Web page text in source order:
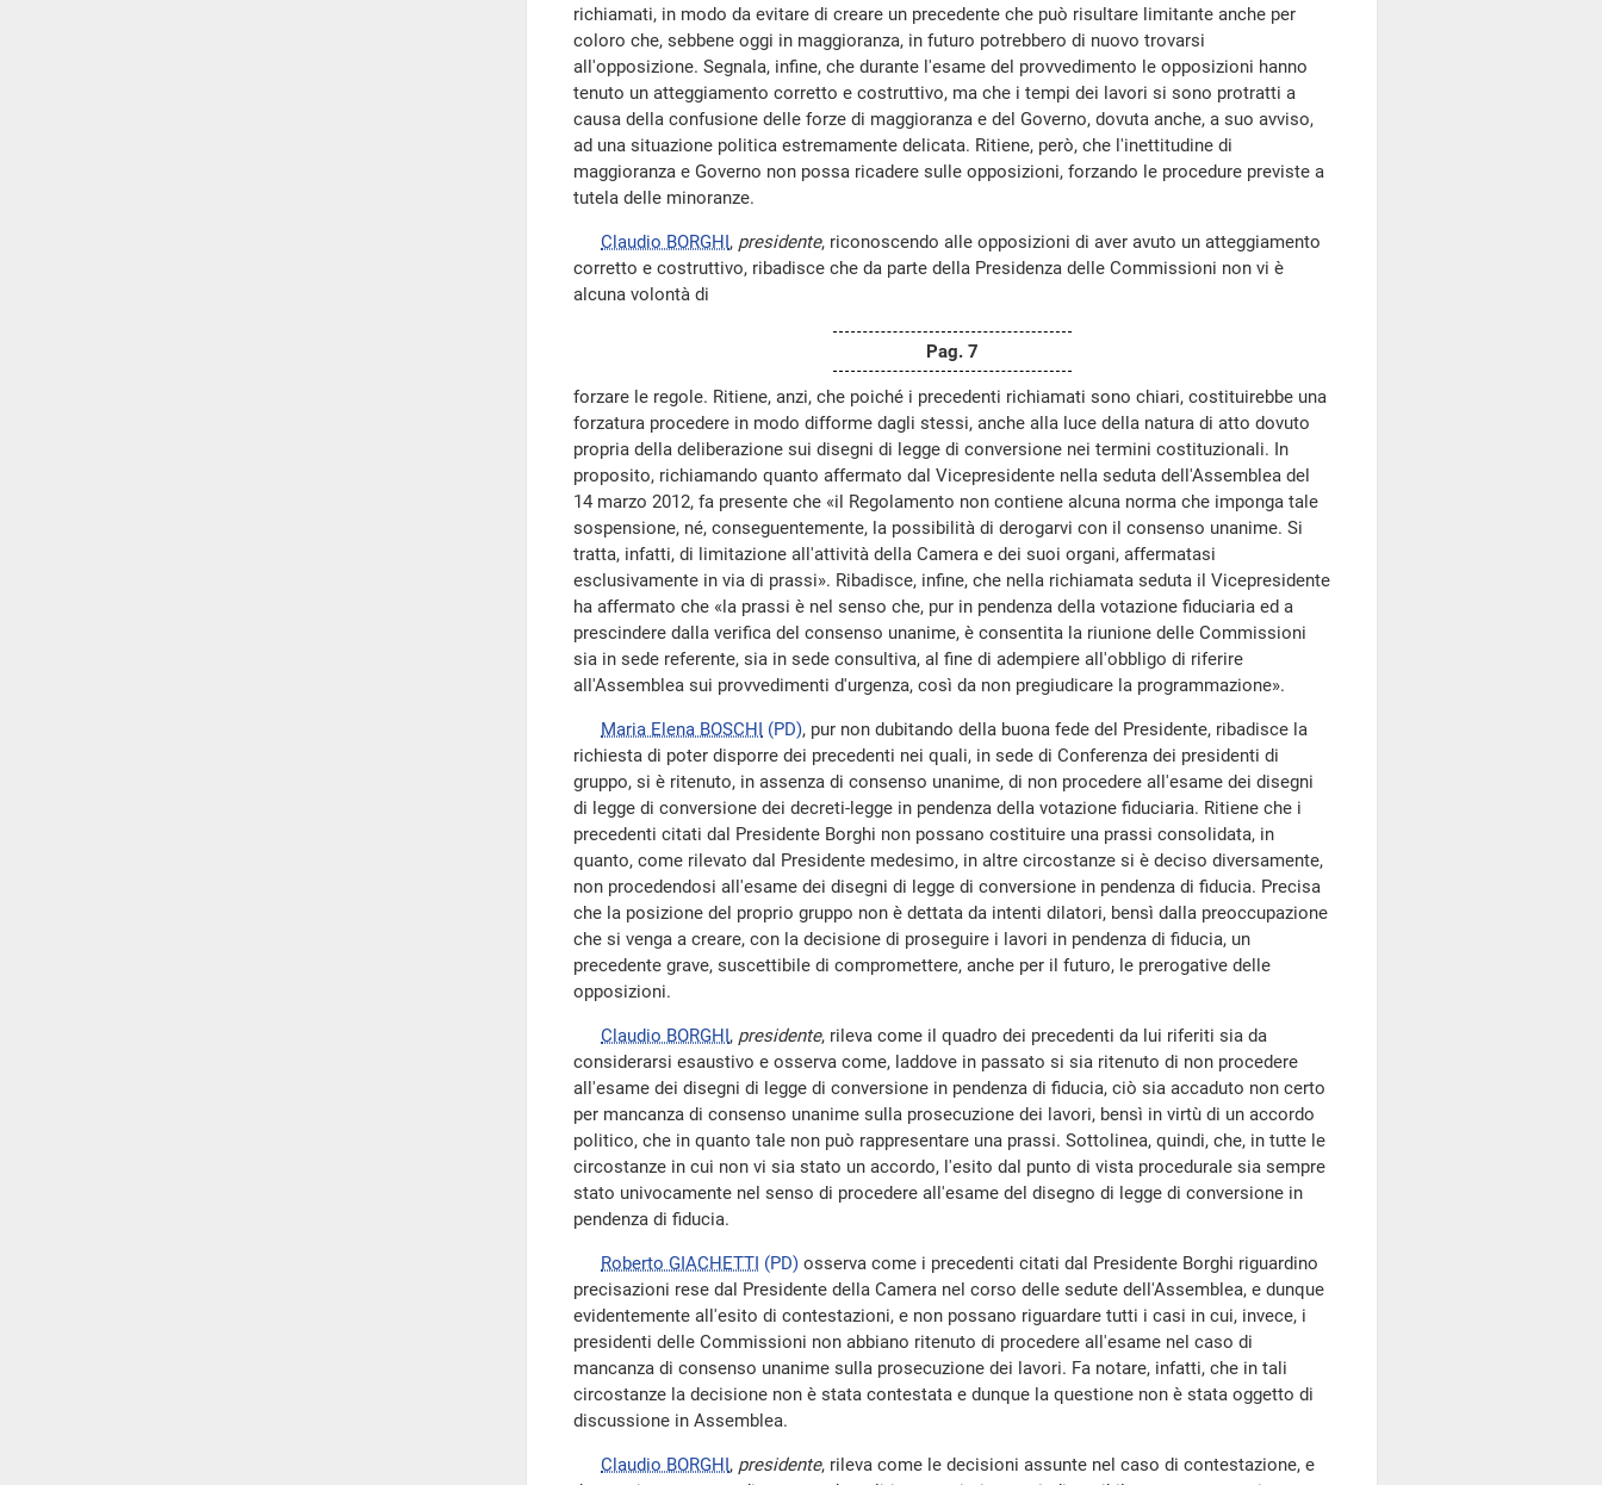
richiamati, in modo da evitare di creare un precedente che può risultare limitante anche per
coloro che, sebbene oggi in maggioranza, in futuro potrebbero di nuovo trovarsi
all'opposizione. Segnala, infine, che durante l'esame del provvedimento le opposizioni hanno
tenuto un atteggiamento corretto e costruttivo, ma che i tempi dei lavori si sono protratti a
causa della confusione delle forze di maggioranza e del Governo, dovuta anche, a suo avviso,
ad una situazione politica estremamente delicata. Ritiene, però, che l'inettitudine di
maggioranza e Governo non possa ricadere sulle opposizioni, forzando le procedure previste a
tutela delle minoranze.
Claudio BORGHI, presidente, riconoscendo alle opposizioni di aver avuto un atteggiamento
corretto e costruttivo, ribadisce che da parte della Presidenza delle Commissioni non vi è
alcuna volontà di
Pag. 7
forzare le regole. Ritiene, anzi, che poiché i precedenti richiamati sono chiari, costituirebbe una
forzatura procedere in modo difforme dagli stessi, anche alla luce della natura di atto dovuto
propria della deliberazione sui disegni di legge di conversione nei termini costituzionali. In
proposito, richiamando quanto affermato dal Vicepresidente nella seduta dell'Assemblea del
14 marzo 2012, fa presente che «il Regolamento non contiene alcuna norma che imponga tale
sospensione, né, conseguentemente, la possibilità di derogarvi con il consenso unanime. Si
tratta, infatti, di limitazione all'attività della Camera e dei suoi organi, affermatasi
esclusivamente in via di prassi». Ribadisce, infine, che nella richiamata seduta il Vicepresidente
ha affermato che «la prassi è nel senso che, pur in pendenza della votazione fiduciaria ed a
prescindere dalla verifica del consenso unanime, è consentita la riunione delle Commissioni
sia in sede referente, sia in sede consultiva, al fine di adempiere all'obbligo di riferire
all'Assemblea sui provvedimenti d'urgenza, così da non pregiudicare la programmazione».
Maria Elena BOSCHI (PD), pur non dubitando della buona fede del Presidente, ribadisce la
richiesta di poter disporre dei precedenti nei quali, in sede di Conferenza dei presidenti di
gruppo, si è ritenuto, in assenza di consenso unanime, di non procedere all'esame dei disegni
di legge di conversione dei decreti-legge in pendenza della votazione fiduciaria. Ritiene che i
precedenti citati dal Presidente Borghi non possano costituire una prassi consolidata, in
quanto, come rilevato dal Presidente medesimo, in altre circostanze si è deciso diversamente,
non procedendosi all'esame dei disegni di legge di conversione in pendenza di fiducia. Precisa
che la posizione del proprio gruppo non è dettata da intenti dilatori, bensì dalla preoccupazione
che si venga a creare, con la decisione di proseguire i lavori in pendenza di fiducia, un
precedente grave, suscettibile di compromettere, anche per il futuro, le prerogative delle
opposizioni.
Claudio BORGHI, presidente, rileva come il quadro dei precedenti da lui riferiti sia da
considerarsi esaustivo e osserva come, laddove in passato si sia ritenuto di non procedere
all'esame dei disegni di legge di conversione in pendenza di fiducia, ciò sia accaduto non certo
per mancanza di consenso unanime sulla prosecuzione dei lavori, bensì in virtù di un accordo
politico, che in quanto tale non può rappresentare una prassi. Sottolinea, quindi, che, in tutte le
circostanze in cui non vi sia stato un accordo, l'esito dal punto di vista procedurale sia sempre
stato univocamente nel senso di procedere all'esame del disegno di legge di conversione in
pendenza di fiducia.
Roberto GIACHETTI (PD) osserva come i precedenti citati dal Presidente Borghi riguardino
precisazioni rese dal Presidente della Camera nel corso delle sedute dell'Assemblea, e dunque
evidentemente all'esito di contestazioni, e non possano riguardare tutti i casi in cui, invece, i
presidenti delle Commissioni non abbiano ritenuto di procedere all'esame nel caso di
mancanza di consenso unanime sulla prosecuzione dei lavori. Fa notare, infatti, che in tali
circostanze la decisione non è stata contestata e dunque la questione non è stata oggetto di
discussione in Assemblea.
Claudio BORGHI, presidente, rileva come le decisioni assunte nel caso di contestazione, e